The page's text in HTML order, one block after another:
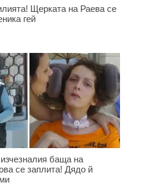
Щерката на Раева се
гей
баща на
се заплита! Дядо й